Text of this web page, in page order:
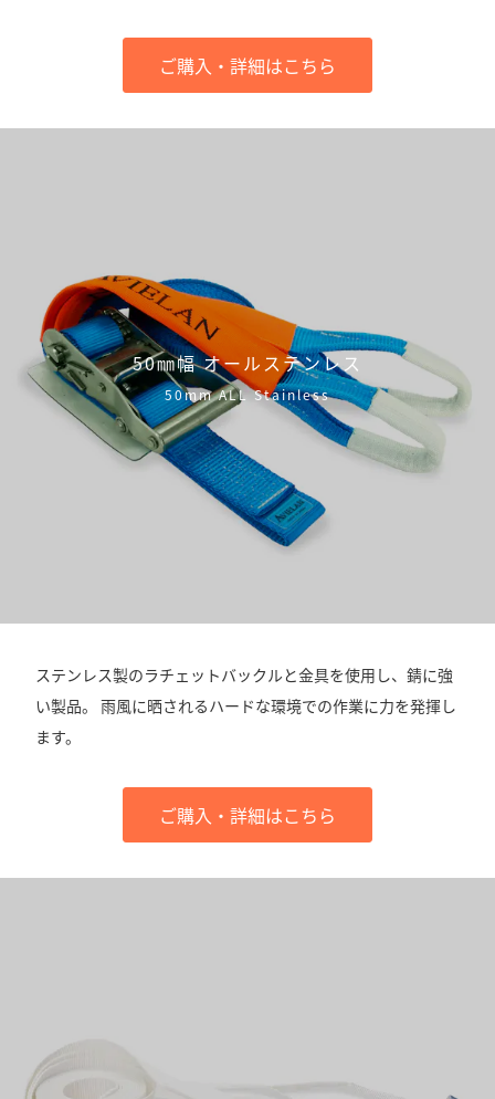
ご購入・詳細はこちら
50㎜幅 オールステンレス
50mm ALL Stainless
ステンレス製のラチェットバックルと金具を使用し、錆に強
い製品。 雨風に晒されるハードな環境での作業に力を発揮し
ます。
ご購入・詳細はこちら